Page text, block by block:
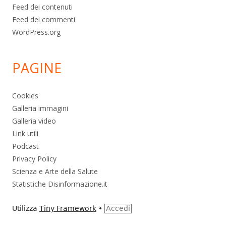
Feed dei contenuti
Feed dei commenti
WordPress.org
PAGINE
Cookies
Galleria immagini
Galleria video
Link utili
Podcast
Privacy Policy
Scienza e Arte della Salute
Statistiche Disinformazione.it
Utilizza Tiny Framework • Accedi